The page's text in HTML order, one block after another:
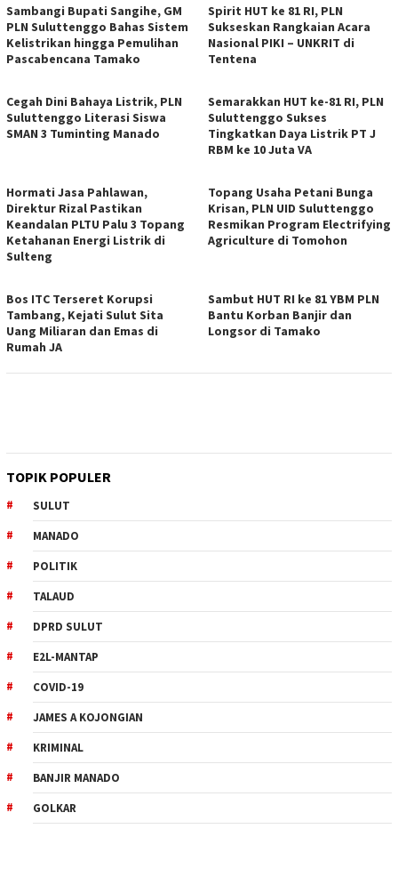
Sambangi Bupati Sangihe, GM
PLN Suluttenggo Bahas Sistem
Kelistrikan hingga Pemulihan
Pascabencana Tamako
Spirit HUT ke 81 RI, PLN
Sukseskan Rangkaian Acara
Nasional PIKI – UNKRIT di
Tentena
Cegah Dini Bahaya Listrik, PLN
Suluttenggo Literasi Siswa
SMAN 3 Tuminting Manado
Semarakkan HUT ke-81 RI, PLN
Suluttenggo Sukses
Tingkatkan Daya Listrik PT J
RBM ke 10 Juta VA
Hormati Jasa Pahlawan,
Direktur Rizal Pastikan
Keandalan PLTU Palu 3 Topang
Ketahanan Energi Listrik di
Sulteng
Topang Usaha Petani Bunga
Krisan, PLN UID Suluttenggo
Resmikan Program Electrifying
Agriculture di Tomohon
Bos ITC Terseret Korupsi
Tambang, Kejati Sulut Sita
Uang Miliaran dan Emas di
Rumah JA
Sambut HUT RI ke 81 YBM PLN
Bantu Korban Banjir dan
Longsor di Tamako
TOPIK POPULER
SULUT
MANADO
POLITIK
TALAUD
DPRD SULUT
E2L-MANTAP
COVID-19
JAMES A KOJONGIAN
KRIMINAL
BANJIR MANADO
GOLKAR